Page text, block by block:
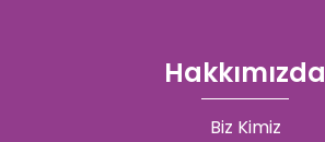
Hakkımızda
Biz Kimiz